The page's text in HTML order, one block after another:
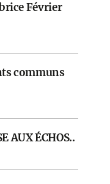
Février
communs
AUX ÉCHOS..